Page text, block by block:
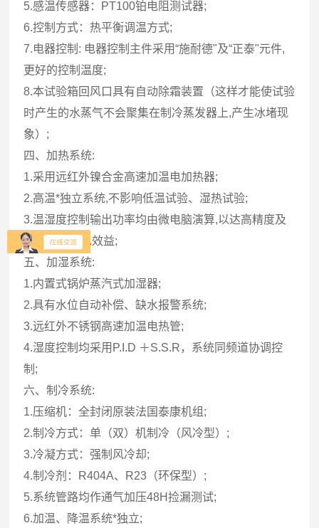
5.感温传感器：PT100铂电阻测试器;
6.控制方式：热平衡调温方式;
7.电器控制: 电器控制主件采用“施耐德"及“正泰"元件,
更好的控制温度;
8.本试验箱回风口具有自动除霜装置（这样才能使试验
时产生的水蒸气不会聚集在制冷蒸发器上,产生冰堵现
象）;
四、加热系统:
1.采用远红外镍合金高速加温电加热器;
2.高温*独立系统,不影响低温试验、湿热试验;
3.温湿度控制输出功率均由微电脑演算,以达高精度及
高效率之用电效益;
五、加湿系统:
1.内置式锅炉蒸汽式加湿器;
2.具有水位自动补偿、缺水报警系统;
3.远红外不锈钢高速加温电热管;
4.湿度控制均采用P.I.D ＋S.S.R，系统同频道协调控
制;
六、制冷系统:
1.压缩机：全封闭原装法国泰康机组;
2.制冷方式：单（双）机制冷（风冷型）;
3.冷凝方式：强制风冷却;
4.制冷剂：R404A、R23（环保型）;
5.系统管路均作通气加压48H捡漏测试;
6.加温、降温系统*独立;